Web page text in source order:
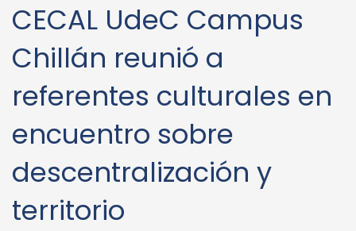
CECAL UdeC Campus
Chillán reunió a
referentes culturales en
encuentro sobre
descentralización y
territorio